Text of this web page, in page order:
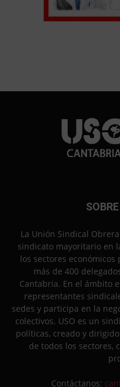
La Unión Sindical
sindicato mayoritario en
los sectores
más de 400
Cantabria. En el ámbito
representantes
sedes y participa en la
colectivos. USO es un
políticas, creado y
de todos los sectores,
Contáctanos: